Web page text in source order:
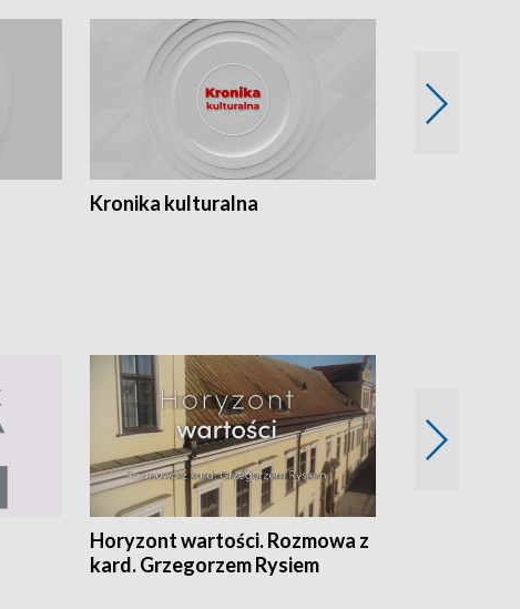
Kronika kulturalna
Horyzont wartości. Rozmowa z
kard. Grzegorzem Rysiem